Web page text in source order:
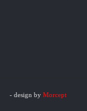
- design byMorcept